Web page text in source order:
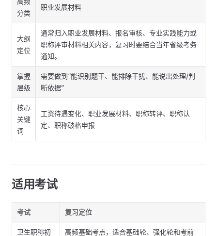
分类
职业发展材料
大纲
定位
通常归入职业发展材料、报名审核、专业实践能力或
职称评审材料相关内容，复习时要结合当年省级考务
通知。
掌握
层级
需要做到“能识别题干、能排除干扰、能说出处理/判
断依据”
核心
关键
词
工资待遇变化、职业发展材料、职称转评、职称认
定、职称破格申报
适用考试
考试 复习定位
卫生职称初
高频基础考点，适合基础轮、强化轮和考前